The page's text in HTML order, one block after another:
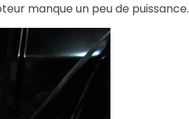
manque un peu de puissance.